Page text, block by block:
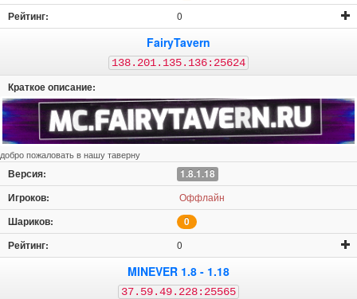
0
FairyTavern
138.201.135.136:25624
добро пожаловать в нашу таверну
1.8.1.18
Оффлайн
0
0
MINEVER 1.8 - 1.18
37.59.49.228:25565